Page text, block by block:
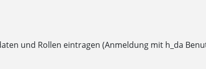
und Rollen eintragen (Anmeldung mit h_da